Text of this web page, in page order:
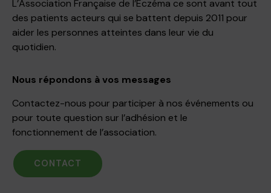
L’Association Française de l’Eczéma ce sont avant tout
des patients acteurs qui se battent depuis 2011 pour
aider les personnes atteintes dans leur vie du
quotidien.
Nous répondons à vos messages
Contactez-nous pour participer à nos événements ou
pour toute question sur l’adhésion et le
fonctionnement de l’association.
CONTACT